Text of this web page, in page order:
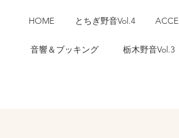
HOME とちぎ野音Vol.4
音響＆ブッキング 栃木野音Vol.3